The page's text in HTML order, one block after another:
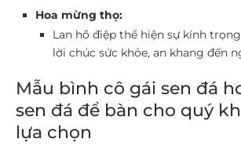
Hoa mừng thọ:
Lan hồ điệp thể hiện sự kính
lời chúc sức khỏe, an khang đến
Mẫu bình cô gái sen đá
sen đá để bàn cho quý
lựa chọn